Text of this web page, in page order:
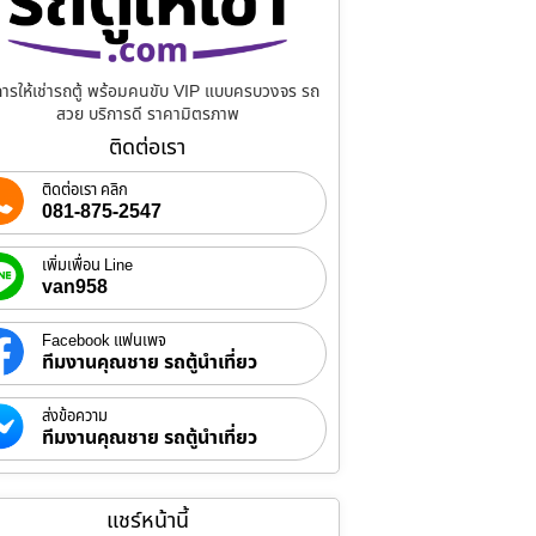
รให้เช่ารถตู้ พร้อมคนขับ VIP แบบครบวงจร รถ
สวย บริการดี ราคามิตรภาพ
ติดต่อเรา
ติดต่อเรา คลิก
081-875-2547
เพิ่มเพื่อน Line
van958
Facebook แฟนเพจ
ทีมงานคุณชาย รถตู้นำเที่ยว
ส่งข้อความ
ทีมงานคุณชาย รถตู้นำเที่ยว
แชร์หน้านี้